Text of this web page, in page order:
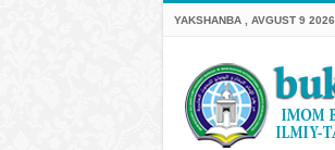
YAKSHANBA , AVGUST 9 2026